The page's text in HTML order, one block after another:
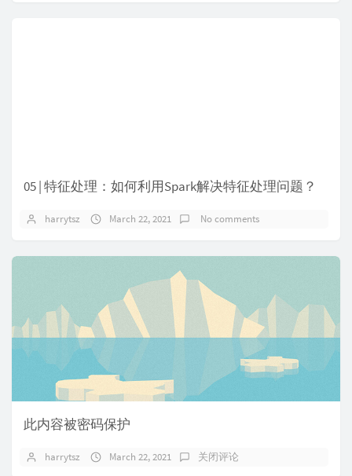
05 | 特征处理：如何利用Spark解决特征处理问题？
harrytsz March 22, 2021 No comments
此内容被密码保护
harrytsz March 22, 2021 关闭评论